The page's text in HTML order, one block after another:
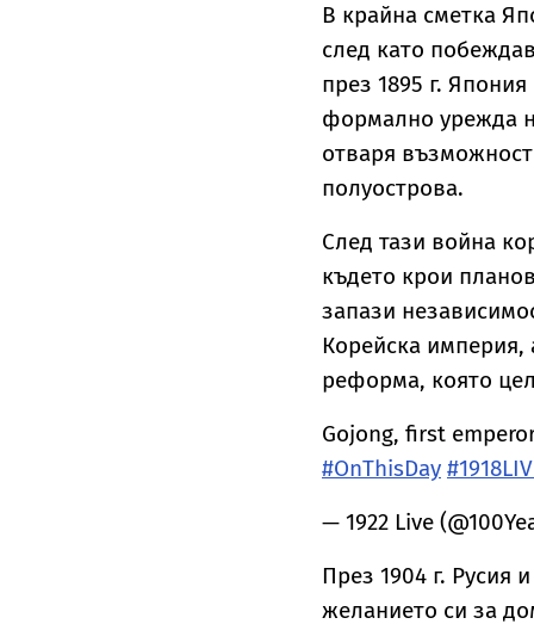
В крайна сметка
след като
през 1895 г.
формално урежда
отваря
полуострова.
След тази война
където крои
запази
Корейска империя,
реформа, която
Gojong, first
#OnThisDay
— 1922 Live
През 1904 г. Русия
желанието си за